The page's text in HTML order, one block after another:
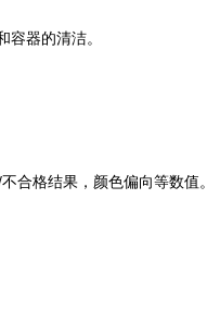
器的清洁。
合格结果，颜色偏向等数值。